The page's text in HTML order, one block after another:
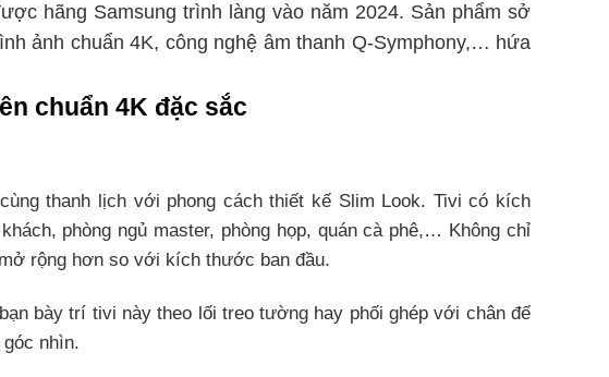
hãng Samsung trình làng vào năm 2024. Sản phẩm sở
ảnh chuẩn 4K, công nghệ âm thanh Q-Symphony,… hứa
chuẩn 4K đặc sắc
thanh lịch với phong cách thiết kế Slim Look. Tivi có kích
phòng ngủ master, phòng họp, quán cà phê,… Không chỉ
rộng hơn so với kích thước ban đầu.
bày trí tivi này theo lối treo tường hay phối ghép với chân đế
nhìn.